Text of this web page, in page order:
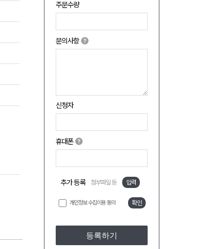
주문수량
문의사항
신청자
휴대폰
추가 등록 첨부파일 등 입력
개인정보 수집이용 동의 확인
등록하기